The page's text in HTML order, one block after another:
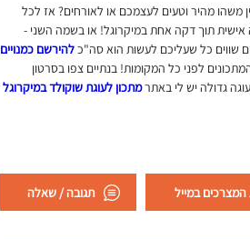
מהיר וטעים לעצמכם או לאורחים? אז לכל
תוך דקה אחת במיקרוגל! או בשמה השני -
שווים כל שעליכם לעשות הוא סה"כלהירשם כמנויים
לפני כל המקומות! בנתיים צפו בסרטון
גדולה יש לי באתרמתכון לעוגת שוקולד במיקרוגל
במייל תגובה / שאלה